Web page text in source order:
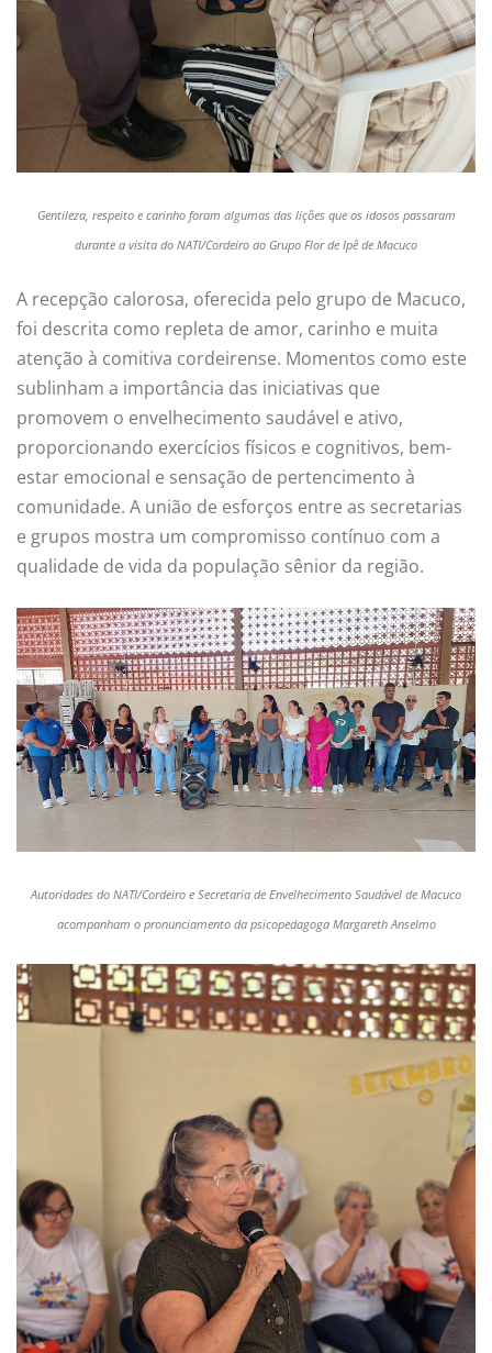
Gentileza, respeito e carinho foram algumas das lições que os idosos passaram
durante a visita do NATI/Cordeiro ao Grupo Flor de Ipê de Macuco
A recepção calorosa, oferecida pelo grupo de Macuco,
foi descrita como repleta de amor, carinho e muita
atenção à comitiva cordeirense. Momentos como este
sublinham a importância das iniciativas que
promovem o envelhecimento saudável e ativo,
proporcionando exercícios físicos e cognitivos, bem-
estar emocional e sensação de pertencimento à
comunidade. A união de esforços entre as secretarias
e grupos mostra um compromisso contínuo com a
qualidade de vida da população sênior da região.
Autoridades do NATI/Cordeiro e Secretaria de Envelhecimento Saudável de Macuco
acompanham o pronunciamento da psicopedagoga Margareth Anselmo